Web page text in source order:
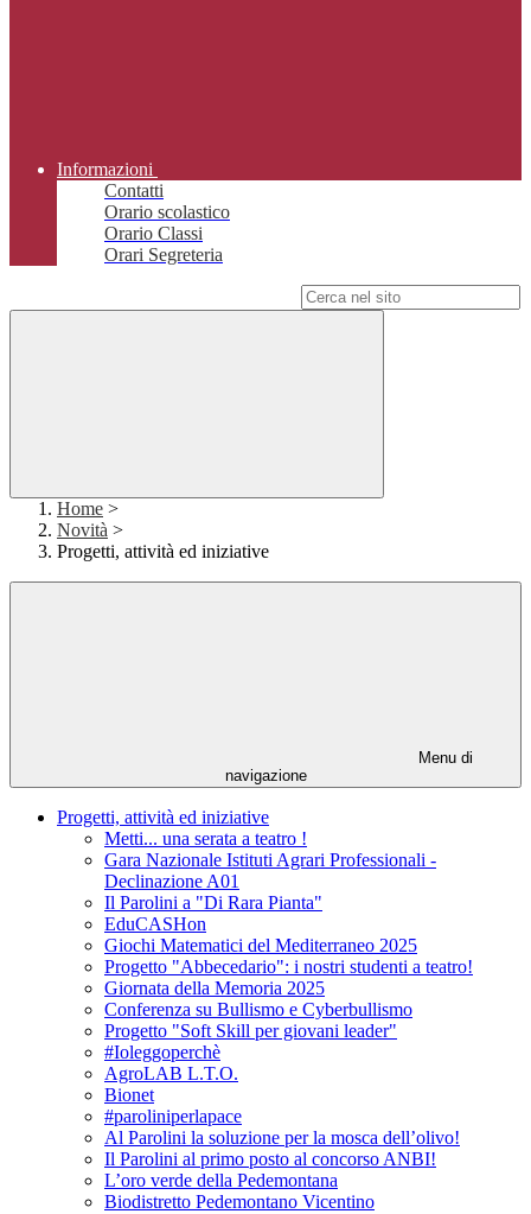
Informazioni
Contatti
Orario scolastico
Orario Classi
Orari Segreteria
Home >
Novità >
Progetti, attività ed iniziative
Menu di
navigazione
Progetti, attività ed iniziative
Metti... una serata a teatro !
Gara Nazionale Istituti Agrari Professionali -
Declinazione A01
Il Parolini a "Di Rara Pianta"
EduCASHon
Giochi Matematici del Mediterraneo 2025
Progetto "Abbecedario": i nostri studenti a teatro!
Giornata della Memoria 2025
Conferenza su Bullismo e Cyberbullismo
Progetto "Soft Skill per giovani leader"
#Ioleggoperchè
AgroLAB L.T.O.
Bionet
#paroliniperlapace
Al Parolini la soluzione per la mosca dell’olivo!
Il Parolini al primo posto al concorso ANBI!
L’oro verde della Pedemontana
Biodistretto Pedemontano Vicentino